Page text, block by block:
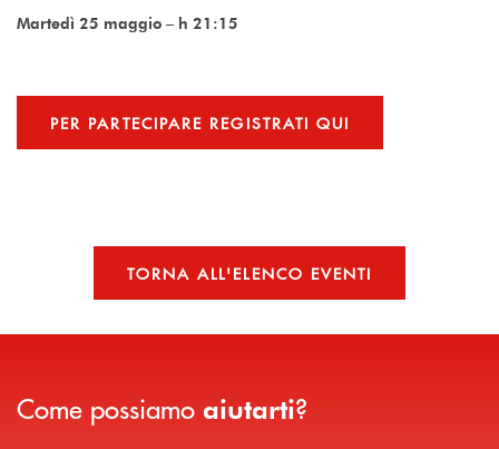
Martedì 25 maggio – h 21:15
PER PARTECIPARE REGISTRATI QUI
TORNA ALL'ELENCO EVENTI
Come possiamo aiutarti?